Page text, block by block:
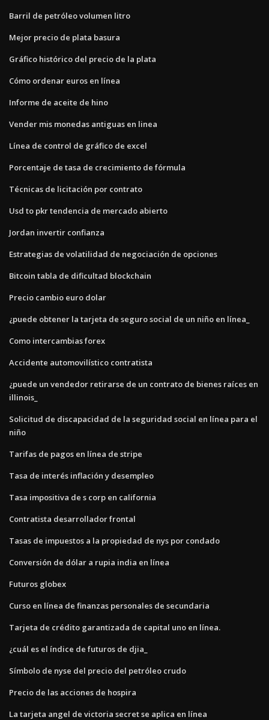
Barril de petróleo volumen litro
Mejor precio de plata basura
Gráfico histórico del precio de la plata
Cómo ordenar euros en línea
Informe de aceite de hino
Vender mis monedas antiguas en linea
Línea de control de gráfico de excel
Porcentaje de tasa de crecimiento de fórmula
Técnicas de licitación por contrato
Usd to pkr tendencia de mercado abierto
Jordan invertir confianza
Estrategias de volatilidad de negociación de opciones
Bitcoin tabla de dificultad blockchain
Precio cambio euro dolar
¿puede obtener la tarjeta de seguro social de un niño en línea_
Como intercambias forex
Accidente automovilístico contratista
¿puede un vendedor retirarse de un contrato de bienes raíces en
illinois_
Solicitud de discapacidad de la seguridad social en línea para el
niño
Tarifas de pagos en línea de stripe
Tasa de interés inflación y desempleo
Tasa impositiva de s corp en california
Contratista desarrollador frontal
Tasas de impuestos a la propiedad de nys por condado
Conversión de dólar a rupia india en línea
Futuros globex
Curso en línea de finanzas personales de secundaria
Tarjeta de crédito garantizada de capital uno en línea.
¿cuál es el índice de futuros de djia_
Símbolo de nyse del precio del petróleo crudo
Precio de las acciones de hospira
La tarjeta angel de victoria secret se aplica en línea